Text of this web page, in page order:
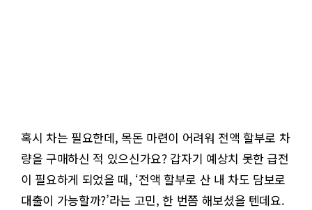
혹시 차는 필요한데, 목돈 마련이 어려워 전액 할부로 차
량을 구매하신 적 있으신가요? 갑자기 예상치 못한 급전
이 필요하게 되었을 때, ‘전액 할부로 산 내 차도 담보로
대출이 가능할까?’라는 고민, 한 번쯤 해보셨을 텐데요.